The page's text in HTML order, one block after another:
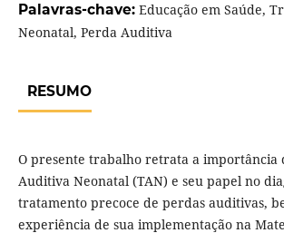
Palavras-chave: Educação em Saúde,
Neonatal, Perda Auditiva
RESUMO
O presente trabalho retrata a importância
Auditiva Neonatal (TAN) e seu papel no
tratamento precoce de perdas auditivas,
experiência de sua implementação na